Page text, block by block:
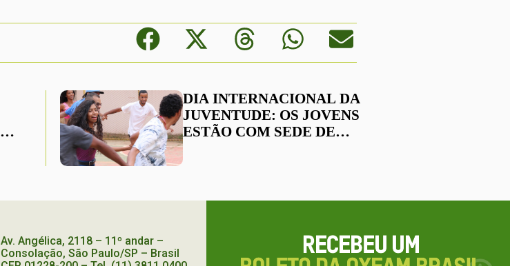
DIA INTERNACIONAL DA
JUVENTUDE: OS JOVENS
ESTÃO COM SEDE DE
Av. Angélica, 2118 – 11º andar –
Consolação, São Paulo/SP – Brasil